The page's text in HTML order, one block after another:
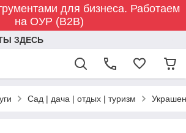
для бизнеса. Работаем
на ОУР (B2B)
ЗДЕСЬ
Сад | дача | отдых | туризм